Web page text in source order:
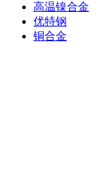
高温镍合金
优特钢
铜合金